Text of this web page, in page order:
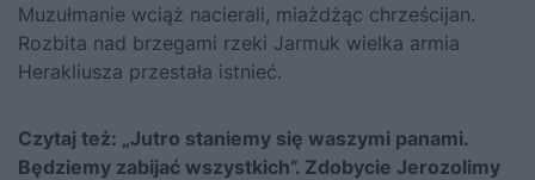
Muzułmanie wciąż nacierali, miażdżąc chrześcijan.
Rozbita nad brzegami rzeki Jarmuk wielka armia
Herakliusza przestała istnieć.
Czytaj też: „Jutro staniemy się waszymi panami.
Będziemy zabijać wszystkich”. Zdobycie Jerozolimy